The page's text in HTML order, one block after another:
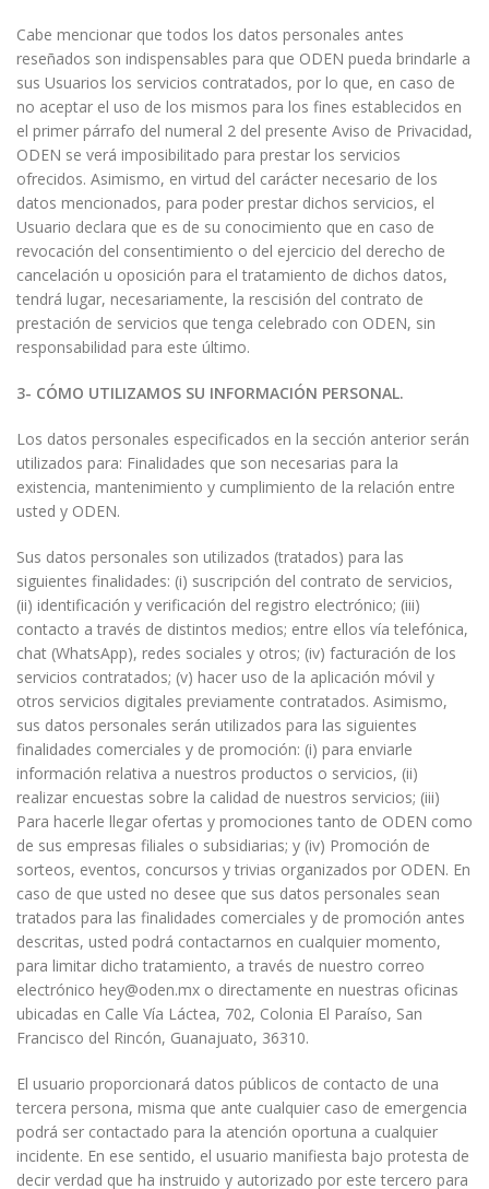
Cabe mencionar que todos los datos personales antes
reseñados son indispensables para que ODEN pueda brindarle a
sus Usuarios los servicios contratados, por lo que, en caso de
no aceptar el uso de los mismos para los fines establecidos en
el primer párrafo del numeral 2 del presente Aviso de Privacidad,
ODEN se verá imposibilitado para prestar los servicios
ofrecidos. Asimismo, en virtud del carácter necesario de los
datos mencionados, para poder prestar dichos servicios, el
Usuario declara que es de su conocimiento que en caso de
revocación del consentimiento o del ejercicio del derecho de
cancelación u oposición para el tratamiento de dichos datos,
tendrá lugar, necesariamente, la rescisión del contrato de
prestación de servicios que tenga celebrado con ODEN, sin
responsabilidad para este último.
3- CÓMO UTILIZAMOS SU INFORMACIÓN PERSONAL.
Los datos personales especificados en la sección anterior serán
utilizados para: Finalidades que son necesarias para la
existencia, mantenimiento y cumplimiento de la relación entre
usted y ODEN.
Sus datos personales son utilizados (tratados) para las
siguientes finalidades: (i) suscripción del contrato de servicios,
(ii) identificación y verificación del registro electrónico; (iii)
contacto a través de distintos medios; entre ellos vía telefónica,
chat (WhatsApp), redes sociales y otros; (iv) facturación de los
servicios contratados; (v) hacer uso de la aplicación móvil y
otros servicios digitales previamente contratados. Asimismo,
sus datos personales serán utilizados para las siguientes
finalidades comerciales y de promoción: (i) para enviarle
información relativa a nuestros productos o servicios, (ii)
realizar encuestas sobre la calidad de nuestros servicios; (iii)
Para hacerle llegar ofertas y promociones tanto de ODEN como
de sus empresas filiales o subsidiarias; y (iv) Promoción de
sorteos, eventos, concursos y trivias organizados por ODEN. En
caso de que usted no desee que sus datos personales sean
tratados para las finalidades comerciales y de promoción antes
descritas, usted podrá contactarnos en cualquier momento,
para limitar dicho tratamiento, a través de nuestro correo
electrónico hey@oden.mx o directamente en nuestras oficinas
ubicadas en Calle Vía Láctea, 702, Colonia El Paraíso, San
Francisco del Rincón, Guanajuato, 36310.
El usuario proporcionará datos públicos de contacto de una
tercera persona, misma que ante cualquier caso de emergencia
podrá ser contactado para la atención oportuna a cualquier
incidente. En ese sentido, el usuario manifiesta bajo protesta de
decir verdad que ha instruido y autorizado por este tercero para